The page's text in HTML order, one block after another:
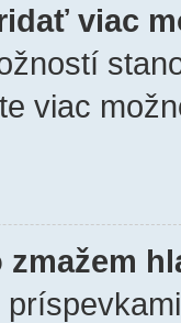
viac
viac